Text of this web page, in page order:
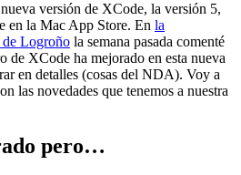
versión de XCode, la versión 5,
en la Mac App Store. En la
Logroño la semana pasada comenté
de XCode ha mejorado en esta nueva
en detalles (cosas del NDA). Voy a
las novedades que tenemos a nuestra
pero…